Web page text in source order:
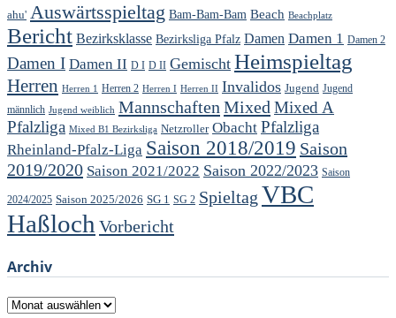
ahu' Auswärtsspieltag Bam-Bam-Bam Beach Beachplatz
Bericht Bezirksklasse Bezirksliga Pfalz Damen Damen 1 Damen 2
Damen I Damen II D I D II Gemischt Heimspieltag
Herren Herren 1 Herren 2 Herren I Herren II Invalidos Jugend Jugend
männlich Jugend weiblich Mannschaften Mixed Mixed A
Pfalzliga Mixed B1 Bezirksliga Netzroller Obacht Pfalzliga
Rheinland-Pfalz-Liga Saison 2018/2019 Saison
2019/2020 Saison 2021/2022 Saison 2022/2023 Saison
2024/2025 Saison 2025/2026 SG 1 SG 2 Spieltag VBC
Haßloch Vorbericht
Archiv
Archiv